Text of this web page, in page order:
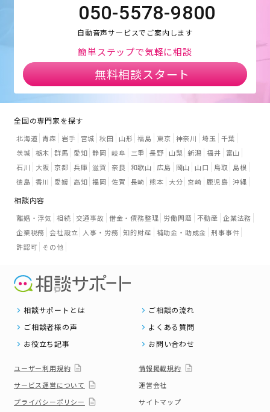
050-5578-9800
自動音声サービスでご案内します
簡単ステップで気軽に相談
無料相談スタート
全国の専門家を探す
北海道 青森 岩手 宮城 秋田 山形 福島 東京 神奈川 埼玉
千葉
茨城 栃木 群馬 愛知 静岡 岐阜 三重 長野 山梨 新潟 福井
富山
石川
大阪 京都 兵庫 滋賀 奈良 和歌山 広島 岡山 山口 鳥取
島根
徳島 香川 愛媛 高知 福岡 佐賀 長崎 熊本 大分 宮崎 鹿児島 沖縄
相談内容
離婚・浮気 相続 交通事故 借金・債務整理 労働問題 不動産 企業法務
企業税務 会社設立 人事・労務 知的財産 補助金・助成金 刑事事件
許認可 その他
相談サポートとは
ご相談の流れ
ご相談者様の声
よくある質問
お役立ち記事
お問い合わせ
ユーザー利用規約
情報掲載規約
サービス運営について
運営会社
プライバシーポリシー
サイトマップ